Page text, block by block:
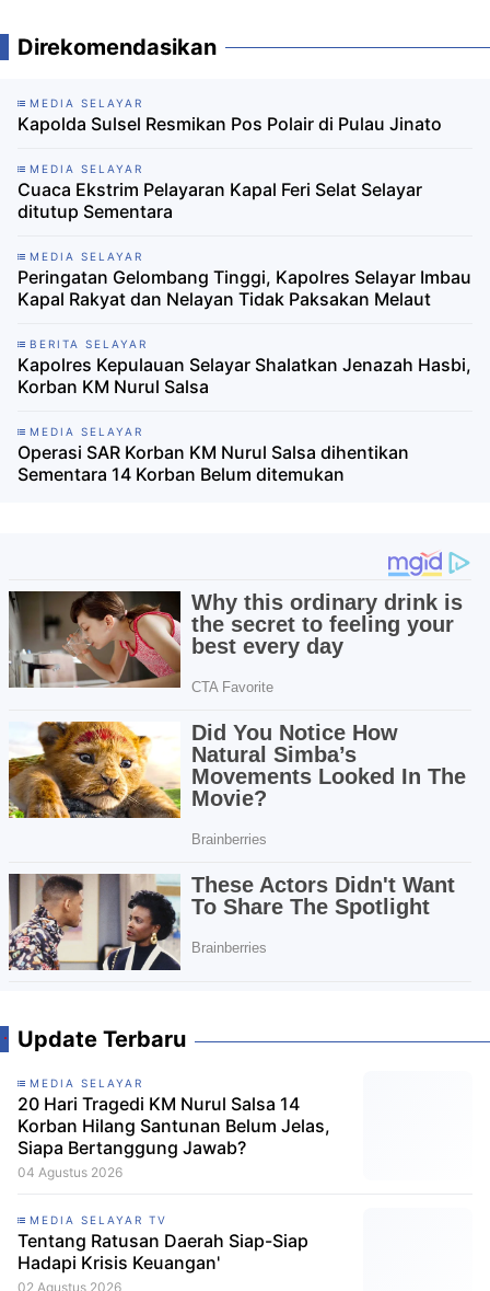
Direkomendasikan
MEDIA SELAYAR
Kapolda Sulsel Resmikan Pos Polair di Pulau Jinato
MEDIA SELAYAR
Cuaca Ekstrim Pelayaran Kapal Feri Selat Selayar
ditutup Sementara
MEDIA SELAYAR
Peringatan Gelombang Tinggi, Kapolres Selayar Imbau
Kapal Rakyat dan Nelayan Tidak Paksakan Melaut
BERITA SELAYAR
Kapolres Kepulauan Selayar Shalatkan Jenazah Hasbi,
Korban KM Nurul Salsa
MEDIA SELAYAR
Operasi SAR Korban KM Nurul Salsa dihentikan
Sementara 14 Korban Belum ditemukan
Update Terbaru
MEDIA SELAYAR
20 Hari Tragedi KM Nurul Salsa 14
Korban Hilang Santunan Belum Jelas,
Siapa Bertanggung Jawab?
04 Agustus 2026
MEDIA SELAYAR TV
Tentang Ratusan Daerah Siap-Siap
Hadapi Krisis Keuangan'
02 Agustus 2026